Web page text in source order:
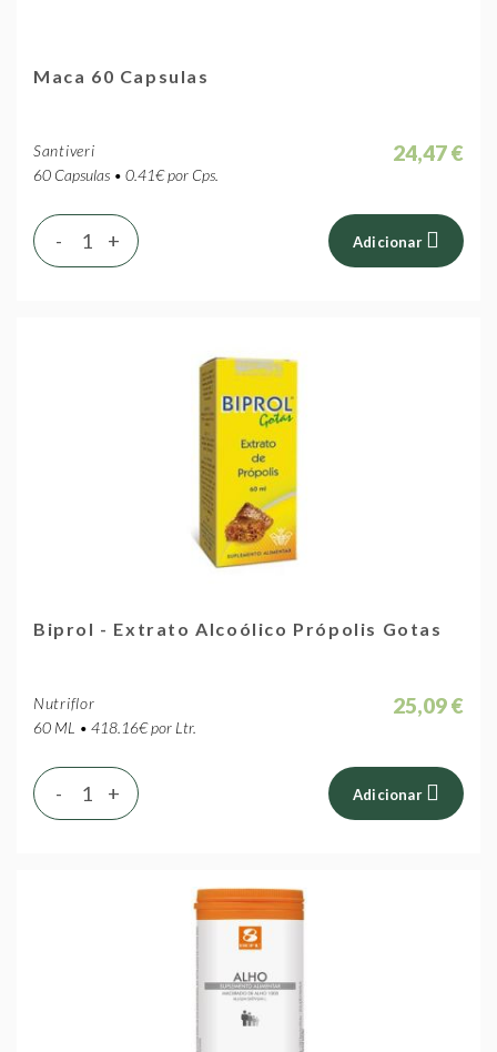
Maca 60 Capsulas
Santiveri
60 Capsulas • 0.41€ por Cps.
24,47 €
+
- Adicionar
Biprol - Extrato Alcoólico Própolis Gotas
Nutriflor
60 ML • 418.16€ por Ltr.
25,09 €
+
- Adicionar